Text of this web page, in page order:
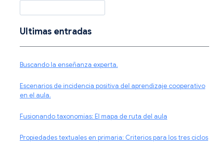
Ultimas entradas
Buscando la enseñanza experta.
Escenarios de incidencia positiva del aprendizaje cooperativo
en el aula.
Fusionando taxonomías: El mapa de ruta del aula
Propiedades textuales en primaria: Criterios para los tres ciclos